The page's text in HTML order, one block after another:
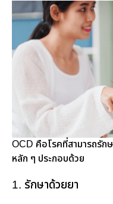
OCD คือโรคที่สามารถรักษ
หลัก ๆ ประกอบด้วย
1. รักษาด้วยยา